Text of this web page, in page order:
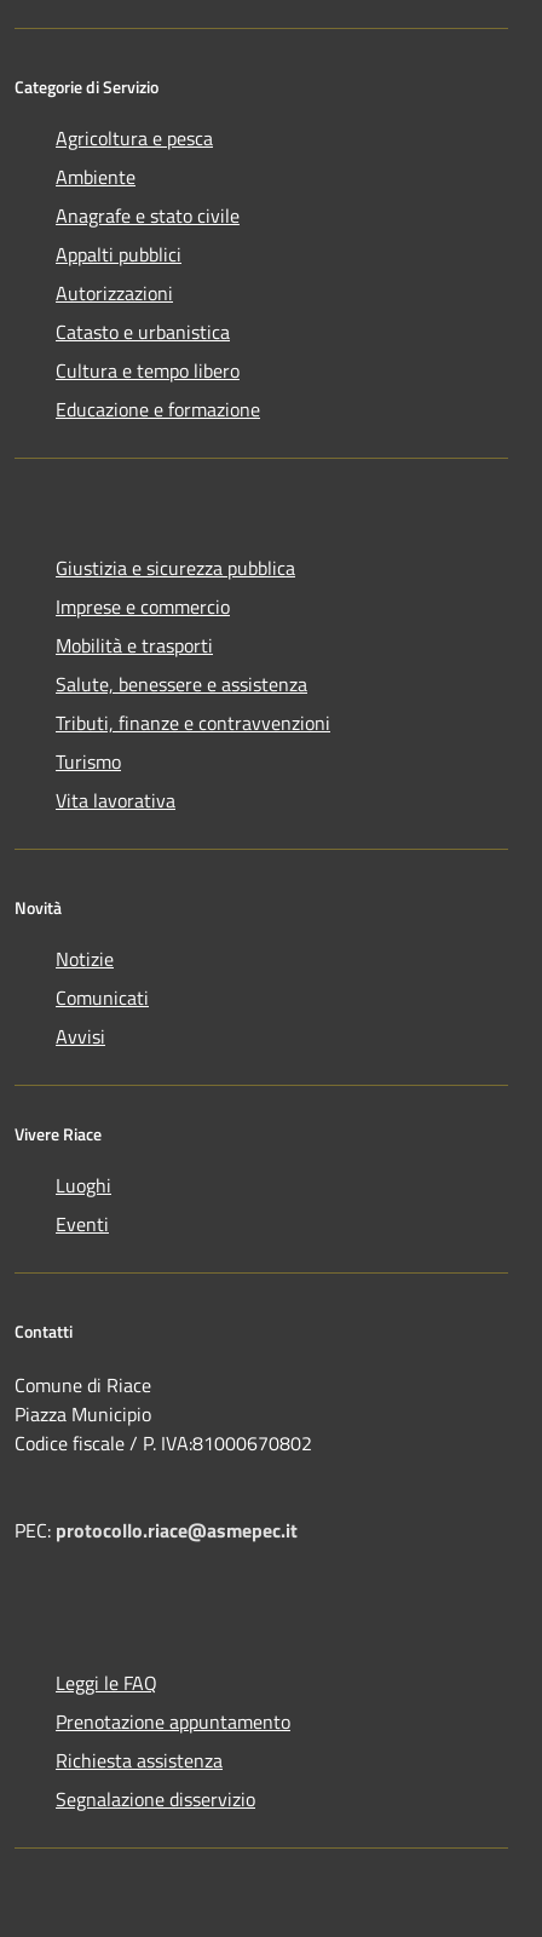
Categorie di Servizio
Agricoltura e pesca
Ambiente
Anagrafe e stato civile
Appalti pubblici
Autorizzazioni
Catasto e urbanistica
Cultura e tempo libero
Educazione e formazione
Giustizia e sicurezza pubblica
Imprese e commercio
Mobilità e trasporti
Salute, benessere e assistenza
Tributi, finanze e contravvenzioni
Turismo
Vita lavorativa
Novità
Notizie
Comunicati
Avvisi
Vivere Riace
Luoghi
Eventi
Contatti
Comune di Riace
Piazza Municipio
Codice fiscale / P. IVA:81000670802
PEC: protocollo.riace@asmepec.it
Leggi le FAQ
Prenotazione appuntamento
Richiesta assistenza
Segnalazione disservizio